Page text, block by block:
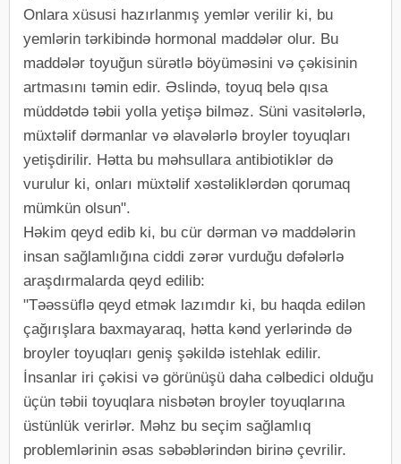
Onlara xüsusi hazırlanmış yemlər verilir ki, bu
yemlərin tərkibində hormonal maddələr olur. Bu
maddələr toyuğun sürətlə böyüməsini və çəkisinin
artmasını təmin edir. Əslində, toyuq belə qısa
müddətdə təbii yolla yetişə bilməz. Süni vasitələrlə,
müxtəlif dərmanlar və əlavələrlə broyler toyuqları
yetişdirilir. Hətta bu məhsullara antibiotiklər də
vurulur ki, onları müxtəlif xəstəliklərdən qorumaq
mümkün olsun".
Həkim qeyd edib ki, bu cür dərman və maddələrin
insan sağlamlığına ciddi zərər vurduğu dəfələrlə
araşdırmalarda qeyd edilib:
"Təəssüflə qeyd etmək lazımdır ki, bu haqda edilən
çağırışlara baxmayaraq, hətta kənd yerlərində də
broyler toyuqları geniş şəkildə istehlak edilir.
İnsanlar iri çəkisi və görünüşü daha cəlbedici olduğu
üçün təbii toyuqlara nisbətən broyler toyuqlarına
üstünlük verirlər. Məhz bu seçim sağlamlıq
problemlərinin əsas səbəblərindən birinə çevrilir.